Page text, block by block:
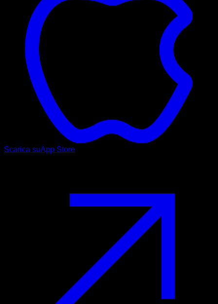
Scarica suApp Store